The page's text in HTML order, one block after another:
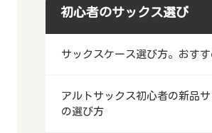
初心者のサックス選び
サックスケース選び方。おすす
アルトサックス初心者の新品
の選び方